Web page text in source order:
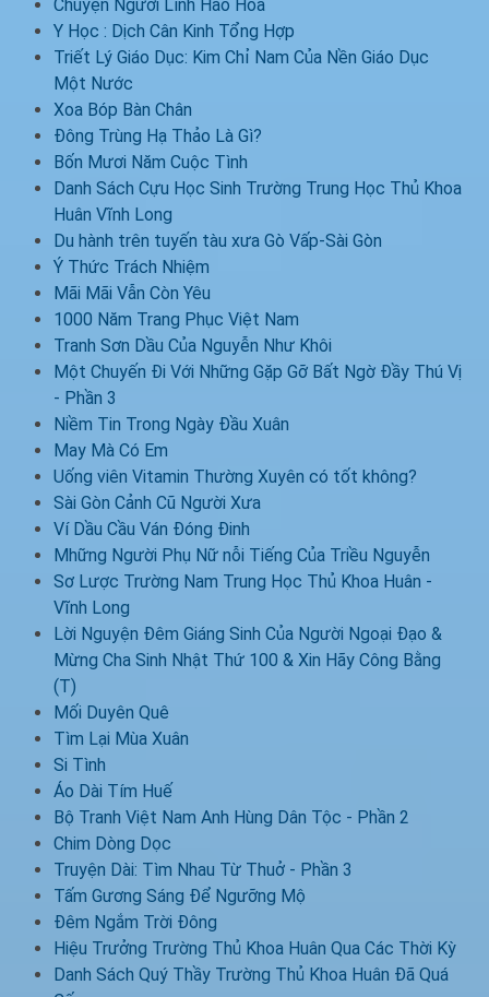
Chuyện Người Lính Hào Hoa
Y Học : Dịch Cân Kinh Tổng Hợp
Triết Lý Giáo Dục: Kim Chỉ Nam Của Nền Giáo Dục
Một Nước
Xoa Bóp Bàn Chân
Đông Trùng Hạ Thảo Là Gì?
Bốn Mươi Năm Cuộc Tình
Danh Sách Cựu Học Sinh Trường Trung Học Thủ Khoa
Huân Vĩnh Long
Du hành trên tuyến tàu xưa Gò Vấp-Sài Gòn
Ý Thức Trách Nhiệm
Mãi Mãi Vẫn Còn Yêu
1000 Năm Trang Phục Việt Nam
Tranh Sơn Dầu Của Nguyễn Như Khôi
Một Chuyến Đi Với Những Gặp Gỡ Bất Ngờ Đầy Thú Vị
- Phần 3
Niềm Tin Trong Ngày Đầu Xuân
May Mà Có Em
Uống viên Vitamin Thường Xuyên có tốt không?
Sài Gòn Cảnh Cũ Người Xưa
Ví Dầu Cầu Ván Đóng Đinh
Mhững Người Phụ Nữ nỗi Tiếng Của Triều Nguyễn
Sơ Lược Trường Nam Trung Học Thủ Khoa Huân -
Vĩnh Long
Lời Nguyện Đêm Giáng Sinh Của Người Ngoại Đạo &
Mừng Cha Sinh Nhật Thứ 100 & Xin Hãy Công Bằng
(T)
Mối Duyên Quê
Tìm Lại Mùa Xuân
Si Tình
Áo Dài Tím Huế
Bộ Tranh Việt Nam Anh Hùng Dân Tộc - Phần 2
Chim Dòng Dọc
Truyện Dài: Tìm Nhau Từ Thuở - Phần 3
Tấm Gương Sáng Để Ngưỡng Mộ
Đêm Ngắm Trời Đông
Hiệu Trưởng Trường Thủ Khoa Huân Qua Các Thời Kỳ
Danh Sách Quý Thầy Trường Thủ Khoa Huân Đã Quá